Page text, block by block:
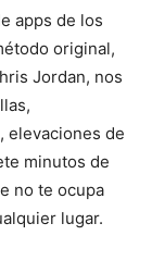
apps de los
original,
Jordan, nos
elevaciones de
minutos de
no te ocupa
lugar.